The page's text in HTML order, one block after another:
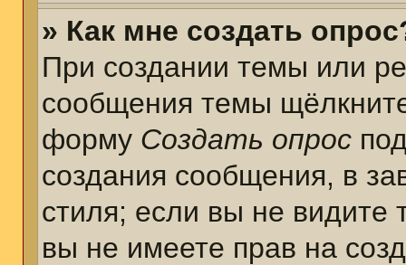
» Как мне создать
При создании темы или
сообщения темы
форму Создать опрос
создания сообщения, в
стиля; если вы не видите
вы не имеете прав на